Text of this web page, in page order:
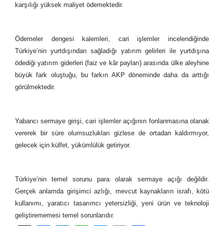
karşılığı yüksek maliyet ödemektedir.
Ödemeler dengesi kalemleri, cari işlemler incelendiğinde
Türkiye’nin yurtdışından sağladığı yatırım gelirleri ile yurtdışına
ödediği yatırım giderleri (faiz ve kâr payları) arasında ülke aleyhine
büyük fark oluştuğu, bu farkın AKP döneminde daha da arttığı
görülmektedir.
Yabancı sermaye girişi, cari işlemler açığının fonlanmasına olanak
vererek bir süre olumsuzlukları gizlese de ortadan kaldırmıyor,
gelecek için külfet, yükümlülük getiriyor.
Türkiye’nin temel sorunu para olarak sermaye açığı değildir.
Gerçek anlamda girişimci azlığı, mevcut kaynakların israfı, kötü
kullanımı, yaratıcı tasarımcı yetersizliği, yeni ürün ve teknoloji
geliştirememesi temel sorunlarıdır.